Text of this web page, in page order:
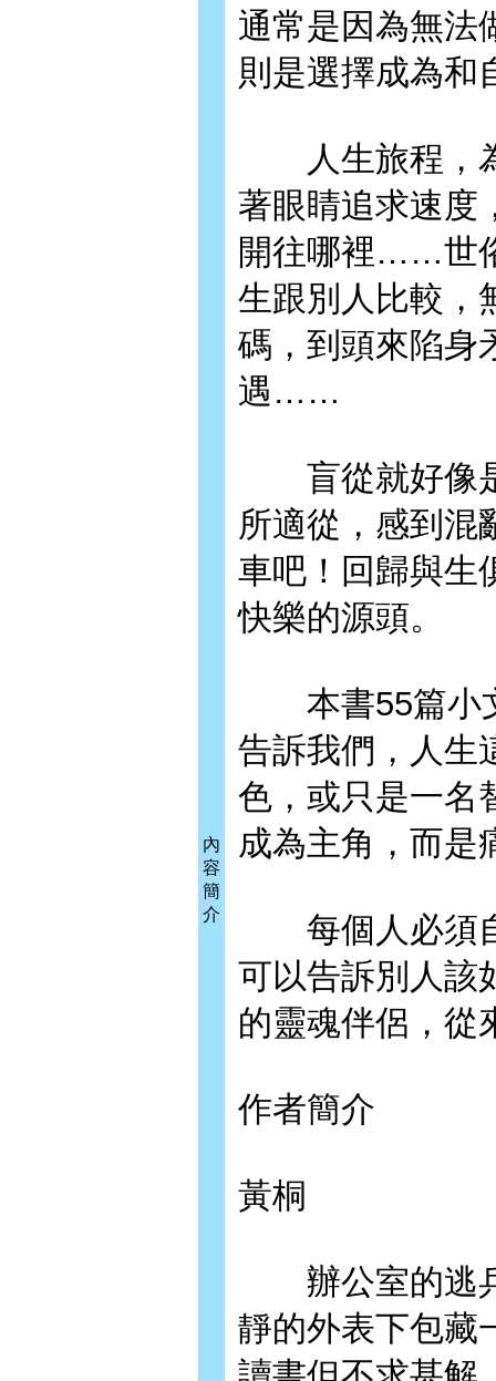
內
容
簡
介
通常是因為無法
則是選擇成為和
人生旅程，為
著眼睛追求速度
開往哪裡……世
生跟別人比較，
碼，到頭來陷身
遇……
盲從就好像是
所適從，感到混
車吧！回歸與生
快樂的源頭。
本書55篇小文
告訴我們，人生
色，或只是一名
成為主角，而是
每個人必須自
可以告訴別人該
的靈魂伴侶，從
作者簡介
黃桐
辦公室的逃兵
靜的外表下包藏